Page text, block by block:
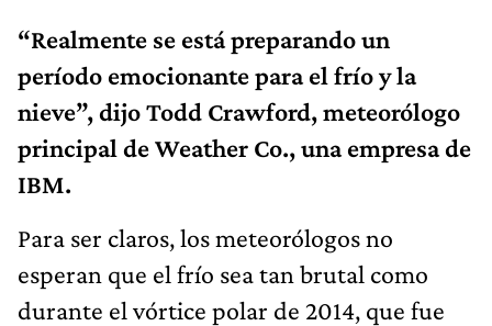
“Realmente se está preparando un
período emocionante para el frío y la
nieve”, dijo Todd Crawford, meteorólogo
principal de Weather Co., una empresa de
IBM.
Para ser claros, los meteorólogos no
esperan que el frío sea tan brutal como
durante el vórtice polar de 2014, que fue